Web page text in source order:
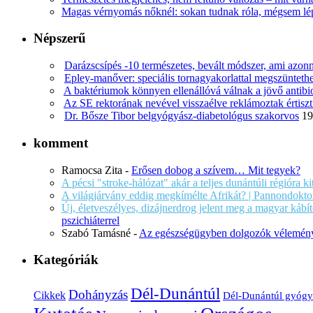
Magas vérnyomás nőknél: sokan tudnak róla, mégsem
Népszerű
Darázscsípés -10 természetes, bevált módszer, ami
Epley-manőver: speciális tornagyakorlattal
A baktériumok könnyen ellenállóvá válnak a jövő
Az SE rektorának nevével visszaélve reklámoztak
Dr. Bősze Tibor belgyógyász-diabetológus szakorvos
komment
Ramocsa Zita - Erősen dobog a szívem… Mit tegyek?
A pécsi "stroke-hálózat" akár a teljes dunántúli régióra
A világjárvány eddig megkímélte Afrikát? |
Új, életveszélyes, dizájnerdrog jelent meg a magyar
pszichiáterrel
Szabó Tamásné - Az egészségügyben dolgozók
Kategóriák
Cikkek DohányzásDél-Dunántúl Dél-Dunántúl